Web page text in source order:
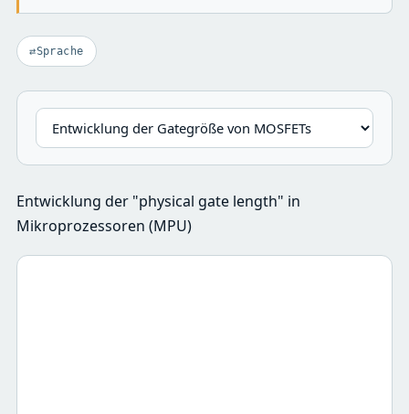
Sprache
Entwicklung der "physical gate length" in
Mikroprozessoren (MPU)